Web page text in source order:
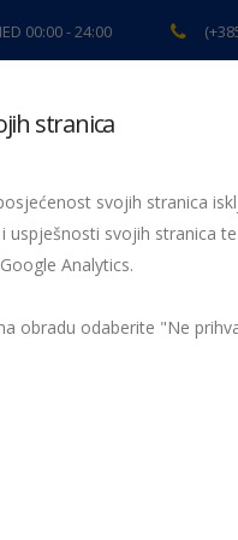
00:00 - 24:00
Preventiva
stranica
svojih stranica
uspješnosti svojih stranica te
Analytics.
obradu odaberite "Ne